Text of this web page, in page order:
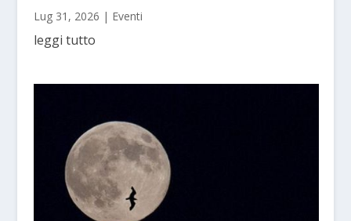
Lug 31, 2026 | Eventi
leggi tutto